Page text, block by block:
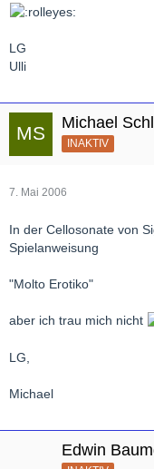
LG
Ulli
Michael
INAKTIV
7. Mai 2006
In der Cellosonate von
Spielanweisung
"Molto Erotiko"
aber ich trau mich nicht
LG,
Michael
Edwin